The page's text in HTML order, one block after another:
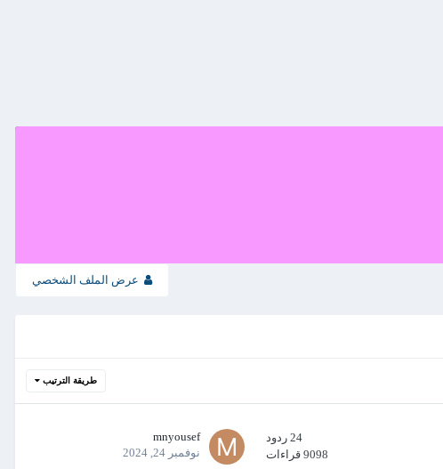
عرض الملف الشخصي
طريقة الترتيب
24 ردود
9098 قراءات
mnyousef
نوفمبر 24, 2024